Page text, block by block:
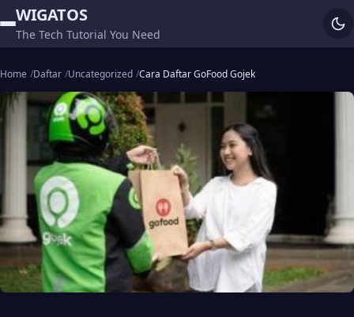
WIGATOS
The Tech Tutorial You Need
Home Daftar Uncategorized Cara Daftar GoFood Gojek